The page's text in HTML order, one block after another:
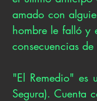
amado con
hombre le falló y
consecuencias de
"El Remedio" es
Segura). Cuenta